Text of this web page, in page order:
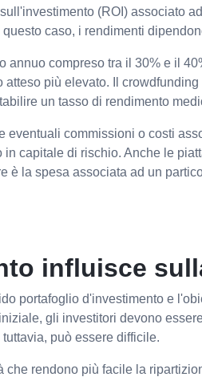
(ROI) associato
caso, i rendimenti
compreso tra il 30% e il
più elevato. Il
un tasso di rendimento
eventuali commissioni o costi
capitale di rischio. Anche le
la spesa associata ad un
influisce
portafoglio d'investimento e
gli investitori devono
può essere difficile.
rendono più facile la